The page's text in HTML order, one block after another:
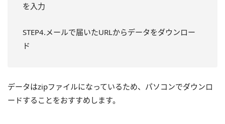
を入力
STEP4.メールで届いたURLからデータをダウンロー
ド
データはzipファイルになっているため、パソコンでダウンロ
ードすることをおすすめします。